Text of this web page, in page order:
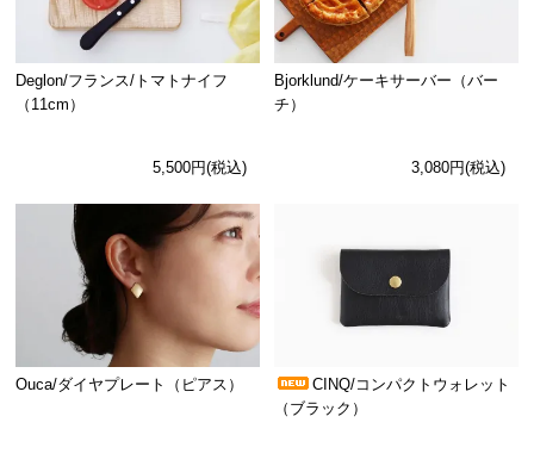
Deglon/フランス/トマトナイフ
（11cm）
5,500円(税込)
Bjorklund/ケーキサーバー（バー
チ）
3,080円(税込)
Ouca/ダイヤプレート（ピアス）
CINQ/コンパクトウォレット
（ブラック）